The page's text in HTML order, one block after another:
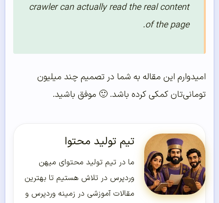
crawler can actually read the real content
of the page.
امیدوارم این مقاله به شما در تصمیم چند میلیون
تومانی‌تان کمکی کرده باشد. 🙂 موفق باشید.
تیم تولید محتوا
ما در تیم تولید محتوای میهن
وردپرس در تلاش هستیم تا بهترین
مقالات آموزشی در زمینه وردپرس و